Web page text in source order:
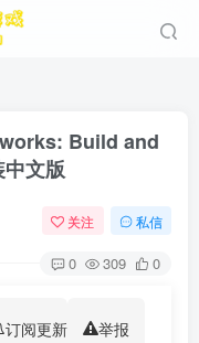
Build and
文版
关注 私信
0 309 0
订阅更新 举报